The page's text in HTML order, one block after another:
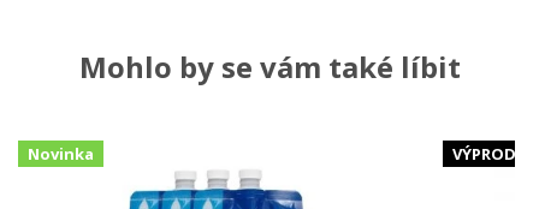
Mohlo by se vám také líbit
Novinka VÝPRODEJ